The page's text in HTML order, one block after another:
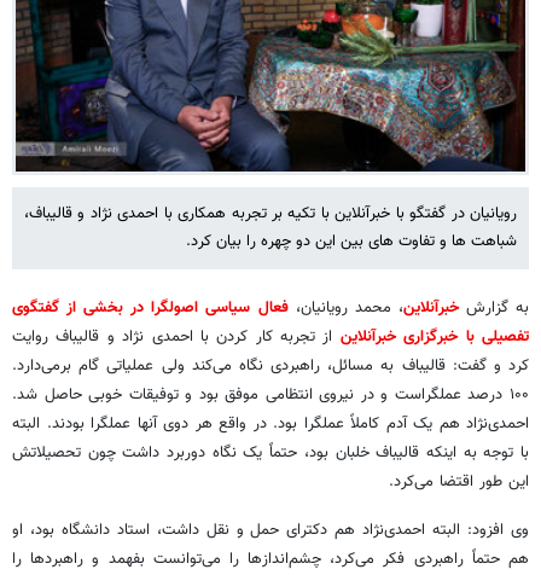
رویانیان در گفتگو با خبرآنلاین با تکیه بر تجربه همکاری با احمدی نژاد و قالیباف،
شباهت ها و تفاوت های بین این دو چهره را بیان کرد.
به گزارشخبرآنلاین، محمد رویانیان،فعال سیاسی اصولگرا در بخشی از گفتگوی
تفصیلی با خبرگزاری خبرآنلاین از تجربه کار کردن با احمدی نژاد و قالیباف روایت
کرد و گفت: قالیباف به مسائل، راهبردی نگاه می‌کند ولی عملیاتی گام برمی‌دارد.
۱۰۰ درصد عملگراست و در نیروی انتظامی موفق بود و توفیقات خوبی حاصل شد.
احمدی‌نژاد هم یک آدم کاملاً عملگرا بود. در واقع هر دوی آنها عملگرا بودند. البته
با توجه به اینکه قالیباف خلبان بود، حتماً یک نگاه دوربرد داشت چون تحصیلاتش
این طور اقتضا می‌کرد.
وی افزود: البته احمدی‌نژاد هم دکترای حمل و نقل داشت، استاد دانشگاه بود، او
هم حتماً راهبردی فکر می‌کرد، چشم‌اندازها را می‌توانست بفهمد و راهبردها را